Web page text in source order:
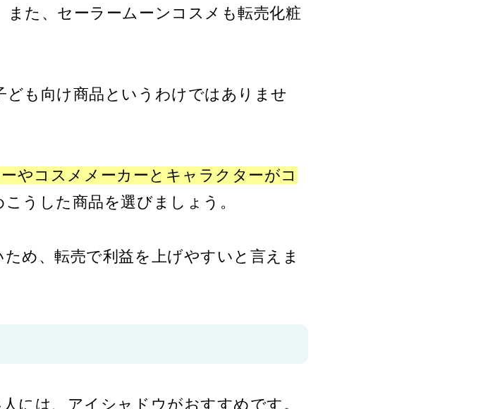
た、セーラームーンコスメも転売化粧
も向け商品というわけではありませ
やコスメメーカーとキャラクターがコ
うした商品を選びましょう。
め、転売で利益を上げやすいと言えま
には、アイシャドウがおすすめです。